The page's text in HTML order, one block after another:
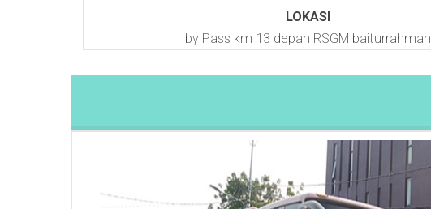
LOKASI
by Pass km 13 depan RSGM baiturrahmah